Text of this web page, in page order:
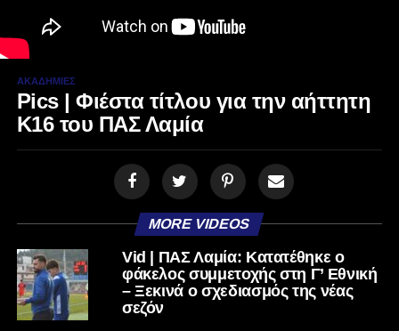
ΑΚΑΔΗΜΊΕΣ
Pics | Φιέστα τίτλου για την αήττητη
Κ16 του ΠΑΣ Λαμία
MORE VIDEOS
Vid | ΠΑΣ Λαμία: Κατατέθηκε ο
φάκελος συμμετοχής στη Γ’ Εθνική
– Ξεκινά ο σχεδιασμός της νέας
σεζόν